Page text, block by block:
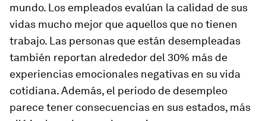
mundo. Los empleados evalúan la calidad de sus
vidas mucho mejor que aquellos que no tienen
trabajo. Las personas que están desempleadas
también reportan alrededor del 30% más de
experiencias emocionales negativas en su vida
cotidiana. Además, el periodo de desempleo
parece tener consecuencias en sus estados, más